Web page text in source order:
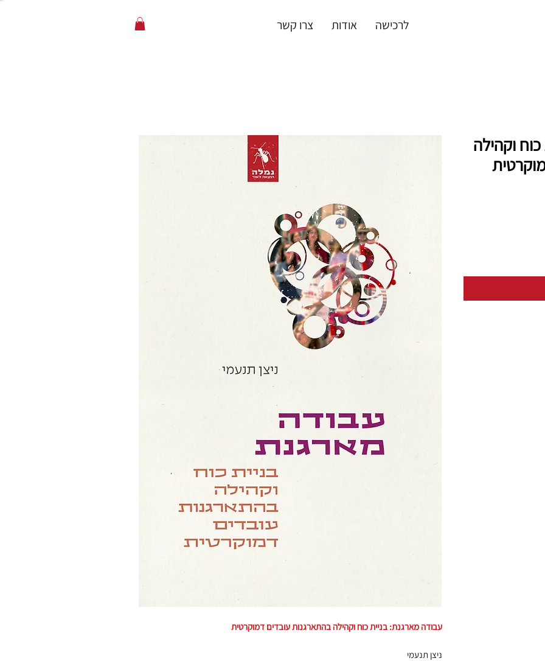
לרכישה אודות צרו קשר
עבודה מארגנת: בניית כוח וקהילה בהתארגנות עובדים דמוקרטית
ניצן תנעמי
וקהילה